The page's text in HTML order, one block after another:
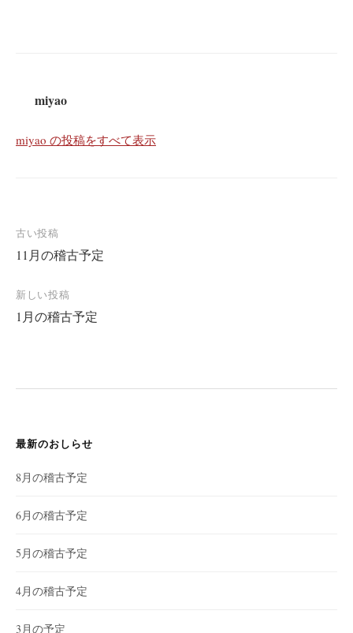
miyao
miyao の投稿をすべて表示
投
稿
ナ
ビ
ゲ
古い投稿
11月の稽古予定
新しい投稿
1月の稽古予定
最新のおしらせ
8月の稽古予定
6月の稽古予定
5月の稽古予定
4月の稽古予定
3月の予定